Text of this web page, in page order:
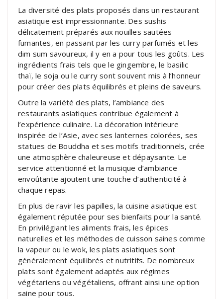
La diversité des plats proposés dans un restaurant
asiatique est impressionnante. Des sushis
délicatement préparés aux nouilles sautées
fumantes, en passant par les curry parfumés et les
dim sum savoureux, il y en a pour tous les goûts. Les
ingrédients frais tels que le gingembre, le basilic
thaï, le soja ou le curry sont souvent mis à l’honneur
pour créer des plats équilibrés et pleins de saveurs.
Outre la variété des plats, l’ambiance des
restaurants asiatiques contribue également à
l’expérience culinaire. La décoration intérieure
inspirée de l’Asie, avec ses lanternes colorées, ses
statues de Bouddha et ses motifs traditionnels, crée
une atmosphère chaleureuse et dépaysante. Le
service attentionné et la musique d’ambiance
envoûtante ajoutent une touche d’authenticité à
chaque repas.
En plus de ravir les papilles, la cuisine asiatique est
également réputée pour ses bienfaits pour la santé.
En privilégiant les aliments frais, les épices
naturelles et les méthodes de cuisson saines comme
la vapeur ou le wok, les plats asiatiques sont
généralement équilibrés et nutritifs. De nombreux
plats sont également adaptés aux régimes
végétariens ou végétaliens, offrant ainsi une option
saine pour tous.